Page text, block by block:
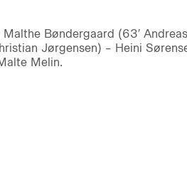
Bøndergaard (63′
Jørgensen) – Heini
Melin.